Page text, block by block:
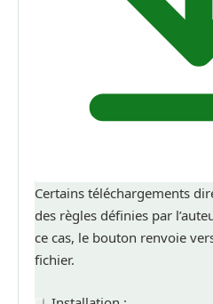
Certains téléchargements
des règles définies par
ce cas, le bouton renvoie
fichier.